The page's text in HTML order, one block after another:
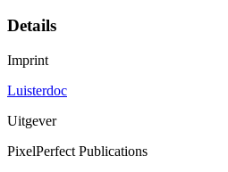
Details
Imprint
Luisterdoc
Uitgever
PixelPerfect Publications